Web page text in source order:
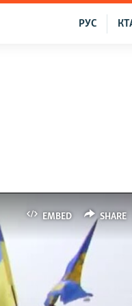
РУС
EMBED SHARE